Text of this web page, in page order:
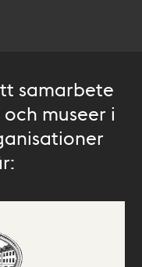
samarbete
museer i